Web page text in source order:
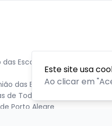
Este site usa
Ao clicar em
das Escolas de Samba de Porto
das Entidades
de Todos os Grupos e
Porto Alegre